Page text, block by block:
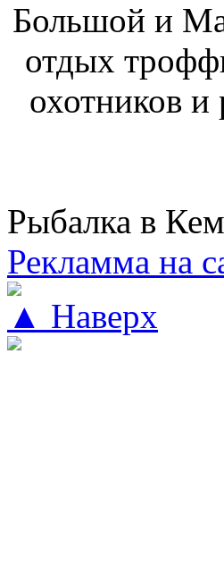
Большой и
отдых
охотников и
Рыбалка в
Рекламма на
▲ Наверх